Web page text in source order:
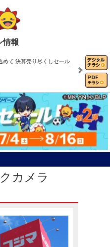
情報
て 決算売り尽くしセール_
ラボキャンペーン「エゴイ…
スタンプ好評販売中！
カメラ